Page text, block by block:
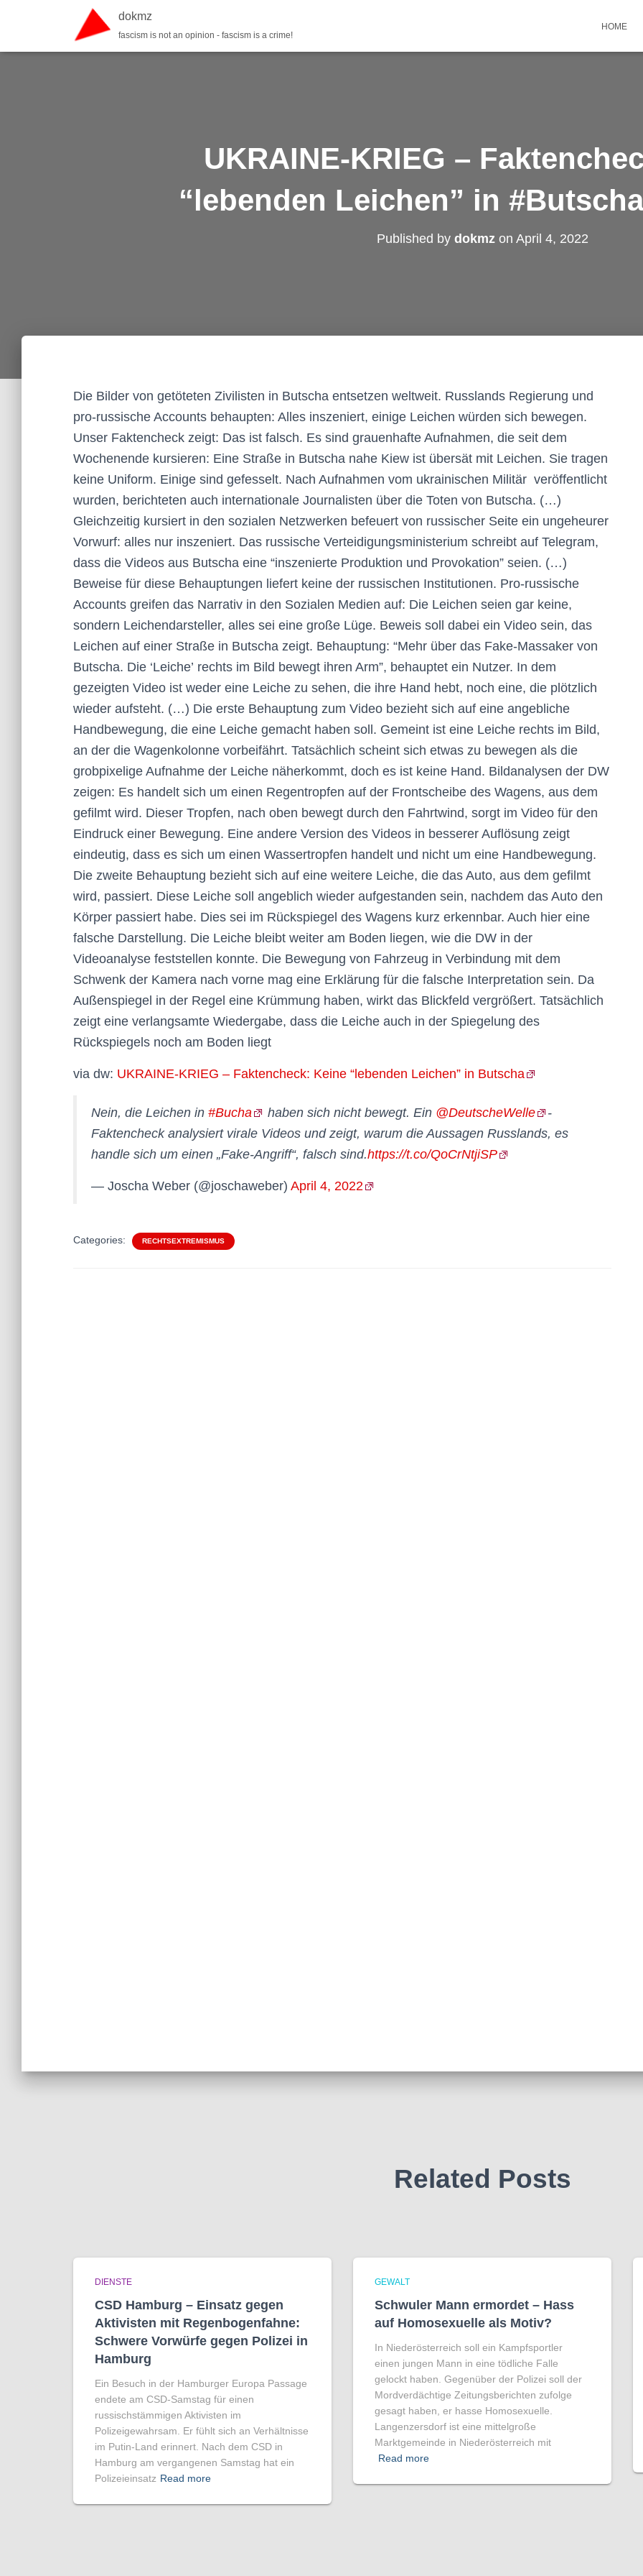
dokmz
fascism is not an opinion - fascism is a crime!
HOME
UKRAINE-KRIEG –
“lebenden Leichen” in
Published by dokmzon April 4, 2022
Die Bilder von getöteten Zivilisten in Butscha entsetzen weltweit. Russlands Regierung und
pro-russische Accounts behaupten: Alles inszeniert, einige Leichen würden sich bewegen.
Unser Faktencheck zeigt: Das ist falsch. Es sind grauenhafte Aufnahmen, die seit dem
Wochenende kursieren: Eine Straße in Butscha nahe Kiew ist übersät mit Leichen. Sie tragen
keine Uniform. Einige sind gefesselt. Nach Aufnahmen vom ukrainischen Militär veröffentlicht
wurden, berichteten auch internationale Journalisten über die Toten von Butscha. (…)
Gleichzeitig kursiert in den sozialen Netzwerken befeuert von russischer Seite ein ungeheurer
Vorwurf: alles nur inszeniert. Das russische Verteidigungsministerium schreibt auf Telegram,
dass die Videos aus Butscha eine “inszenierte Produktion und Provokation” seien. (…)
Beweise für diese Behauptungen liefert keine der russischen Institutionen. Pro-russische
Accounts greifen das Narrativ in den Sozialen Medien auf: Die Leichen seien gar keine,
sondern Leichendarsteller, alles sei eine große Lüge. Beweis soll dabei ein Video sein, das
Leichen auf einer Straße in Butscha zeigt. Behauptung: “Mehr über das Fake-Massaker von
Butscha. Die ‘Leiche’ rechts im Bild bewegt ihren Arm”, behauptet ein Nutzer. In dem
gezeigten Video ist weder eine Leiche zu sehen, die ihre Hand hebt, noch eine, die plötzlich
wieder aufsteht. (…) Die erste Behauptung zum Video bezieht sich auf eine angebliche
Handbewegung, die eine Leiche gemacht haben soll. Gemeint ist eine Leiche rechts im Bild,
an der die Wagenkolonne vorbeifährt. Tatsächlich scheint sich etwas zu bewegen als die
grobpixelige Aufnahme der Leiche näherkommt, doch es ist keine Hand. Bildanalysen der DW
zeigen: Es handelt sich um einen Regentropfen auf der Frontscheibe des Wagens, aus dem
gefilmt wird. Dieser Tropfen, nach oben bewegt durch den Fahrtwind, sorgt im Video für den
Eindruck einer Bewegung. Eine andere Version des Videos in besserer Auflösung zeigt
eindeutig, dass es sich um einen Wassertropfen handelt und nicht um eine Handbewegung.
Die zweite Behauptung bezieht sich auf eine weitere Leiche, die das Auto, aus dem gefilmt
wird, passiert. Diese Leiche soll angeblich wieder aufgestanden sein, nachdem das Auto den
Körper passiert habe. Dies sei im Rückspiegel des Wagens kurz erkennbar. Auch hier eine
falsche Darstellung. Die Leiche bleibt weiter am Boden liegen, wie die DW in der
Videoanalyse feststellen konnte. Die Bewegung von Fahrzeug in Verbindung mit dem
Schwenk der Kamera nach vorne mag eine Erklärung für die falsche Interpretation sein. Da
Außenspiegel in der Regel eine Krümmung haben, wirkt das Blickfeld vergrößert. Tatsächlich
zeigt eine verlangsamte Wiedergabe, dass die Leiche auch in der Spiegelung des
Rückspiegels noch am Boden liegt
via dw: UKRAINE-KRIEG – Faktencheck: Keine “lebenden Leichen” in Butscha
Nein, die Leichen in #Bucha haben sich nicht bewegt. Ein @DeutscheWelle
-
Faktencheck analysiert virale Videos und zeigt, warum die Aussagen Russlands, es
handle sich um einen „Fake-Angriff“, falsch sind.https://t.co/QoCrNtjiSP
— Joscha Weber (@joschaweber) April 4, 2022
Categories: RECHTSEXTREMISMUS
Related Posts
DIENSTE
CSD Hamburg – Einsatz gegen
Aktivisten mit Regenbogen­fahne:
Schwere Vorwürfe gegen Polizei in
Hamburg
Ein Besuch in der Hamburger Europa Passage
endete am CSD-Samstag für einen
russischstämmigen Aktivisten im
Polizeigewahrsam. Er fühlt sich an Verhältnisse
im Putin-Land erinnert. Nach dem CSD in
Hamburg am vergangenen Samstag hat ein
Polizeieinsatz Read more
GEWALT
Schwuler Mann ermordet – Hass
auf Homo­sexuelle als Motiv?
In Niederösterreich soll ein Kampfsportler
einen jungen Mann in eine tödliche Falle
gelockt haben. Gegenüber der Polizei soll der
Mordverdächtige Zeitungsberichten zufolge
gesagt haben, er hasse Homosexuelle.
Langenzersdorf ist eine mittelgroße
Marktgemeinde in Niederösterreich mit
Read more